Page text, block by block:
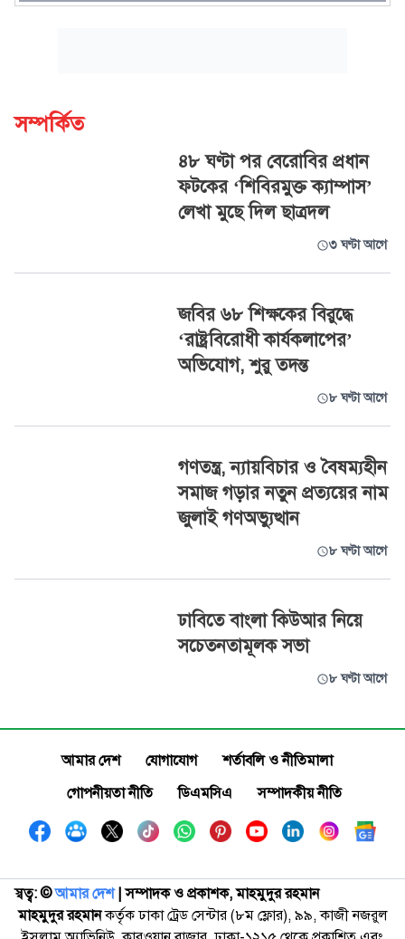
সম্পর্কিত
৪৮ ঘণ্টা পর বেরোবির প্রধান
ফটকের ‘শিবিরমুক্ত ক্যাম্পাস’
লেখা মুছে দিল ছাত্রদল
৩ ঘণ্টা আগে
জবির ৬৮ শিক্ষকের বিরুদ্ধে
‘রাষ্ট্রবিরোধী কার্যকলাপের’
অভিযোগ, শুরু তদন্ত
৮ ঘণ্টা আগে
গণতন্ত্র, ন্যায়বিচার ও বৈষম্যহীন
সমাজ গড়ার নতুন প্রত্যয়ের নাম
জুলাই গণঅভ্যুত্থান
৮ ঘণ্টা আগে
ঢাবিতে বাংলা কিউআর নিয়ে
সচেতনতামূলক সভা
৮ ঘণ্টা আগে
আমার দেশ যোগাযোগ
শর্তাবলি ও নীতিমালা
গোপনীয়তা নীতি
ডিএমসিএ সম্পাদকীয় নীতি
স্বত্ব: ©️আমার দেশ| সম্পাদক ও প্রকাশক, মাহমুদুর রহমান
মাহমুদুর রহমানকর্তৃক ঢাকা ট্রেড সেন্টার (৮ম ফ্লোর), ৯৯, কাজী নজরুল